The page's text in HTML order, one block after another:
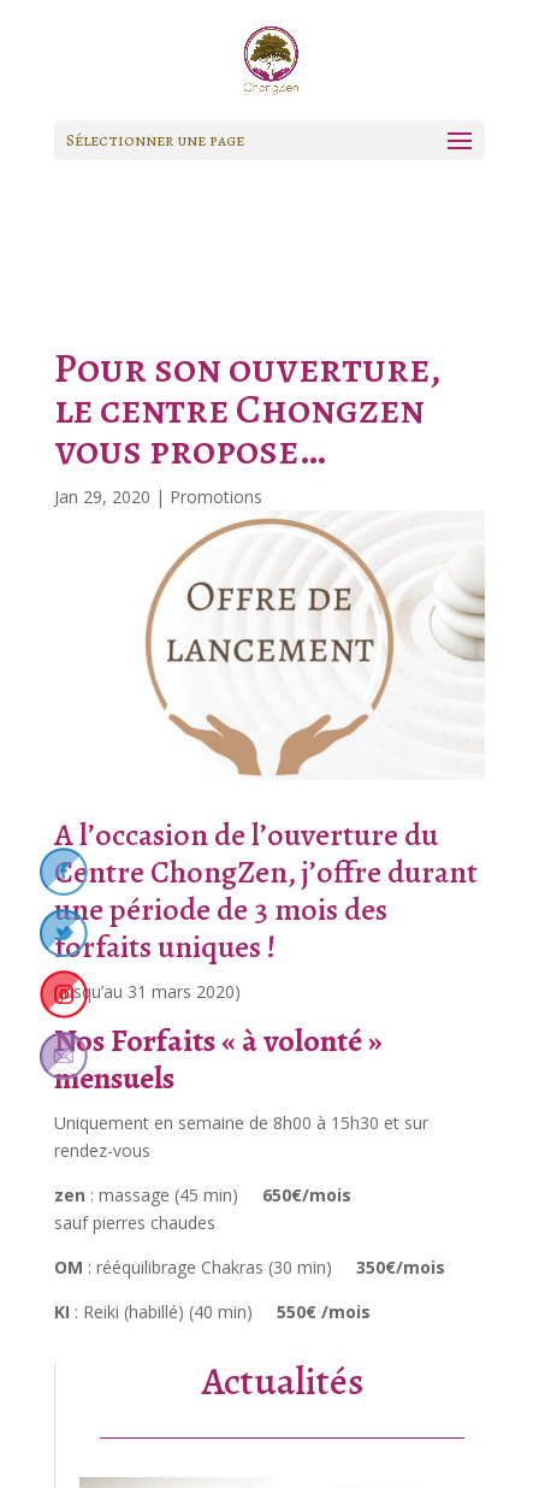
Sélectionner une page
Pour son ouverture,
le centre Chongzen
vous propose…
Jan 29, 2020 | Promotions
A l’occasion de l’ouverture du
Centre ChongZen, j’offre durant
une période de 3 mois des
forfaits uniques !
(jusqu’au 31 mars 2020)
Nos Forfaits « à volonté »
mensuels
Uniquement en semaine de 8h00 à 15h30 et sur
rendez-vous
zen : massage (45 min) 650€/mois
sauf pierres chaudes
OM : rééquilibrage Chakras (30 min) 350€/mois
KI : Reiki (habillé) (40 min) 550€ /mois
Actualités